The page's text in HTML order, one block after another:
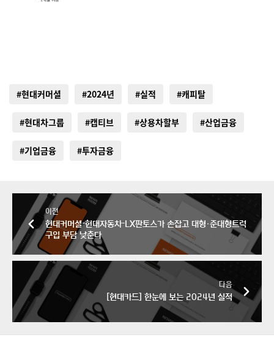
#현대커머셜 #2024년 #실적 #캐피탈
#현대차그룹 #캡티브 #상용차할부 #산업금융
#기업금융 #투자금융
이전
현대커머셜-현대자동차-LX판토스가 손잡고 대형·준대형트럭
구입 부담 낮춘다
다음
[현대카드] 한눈에 보는 2024년 실적